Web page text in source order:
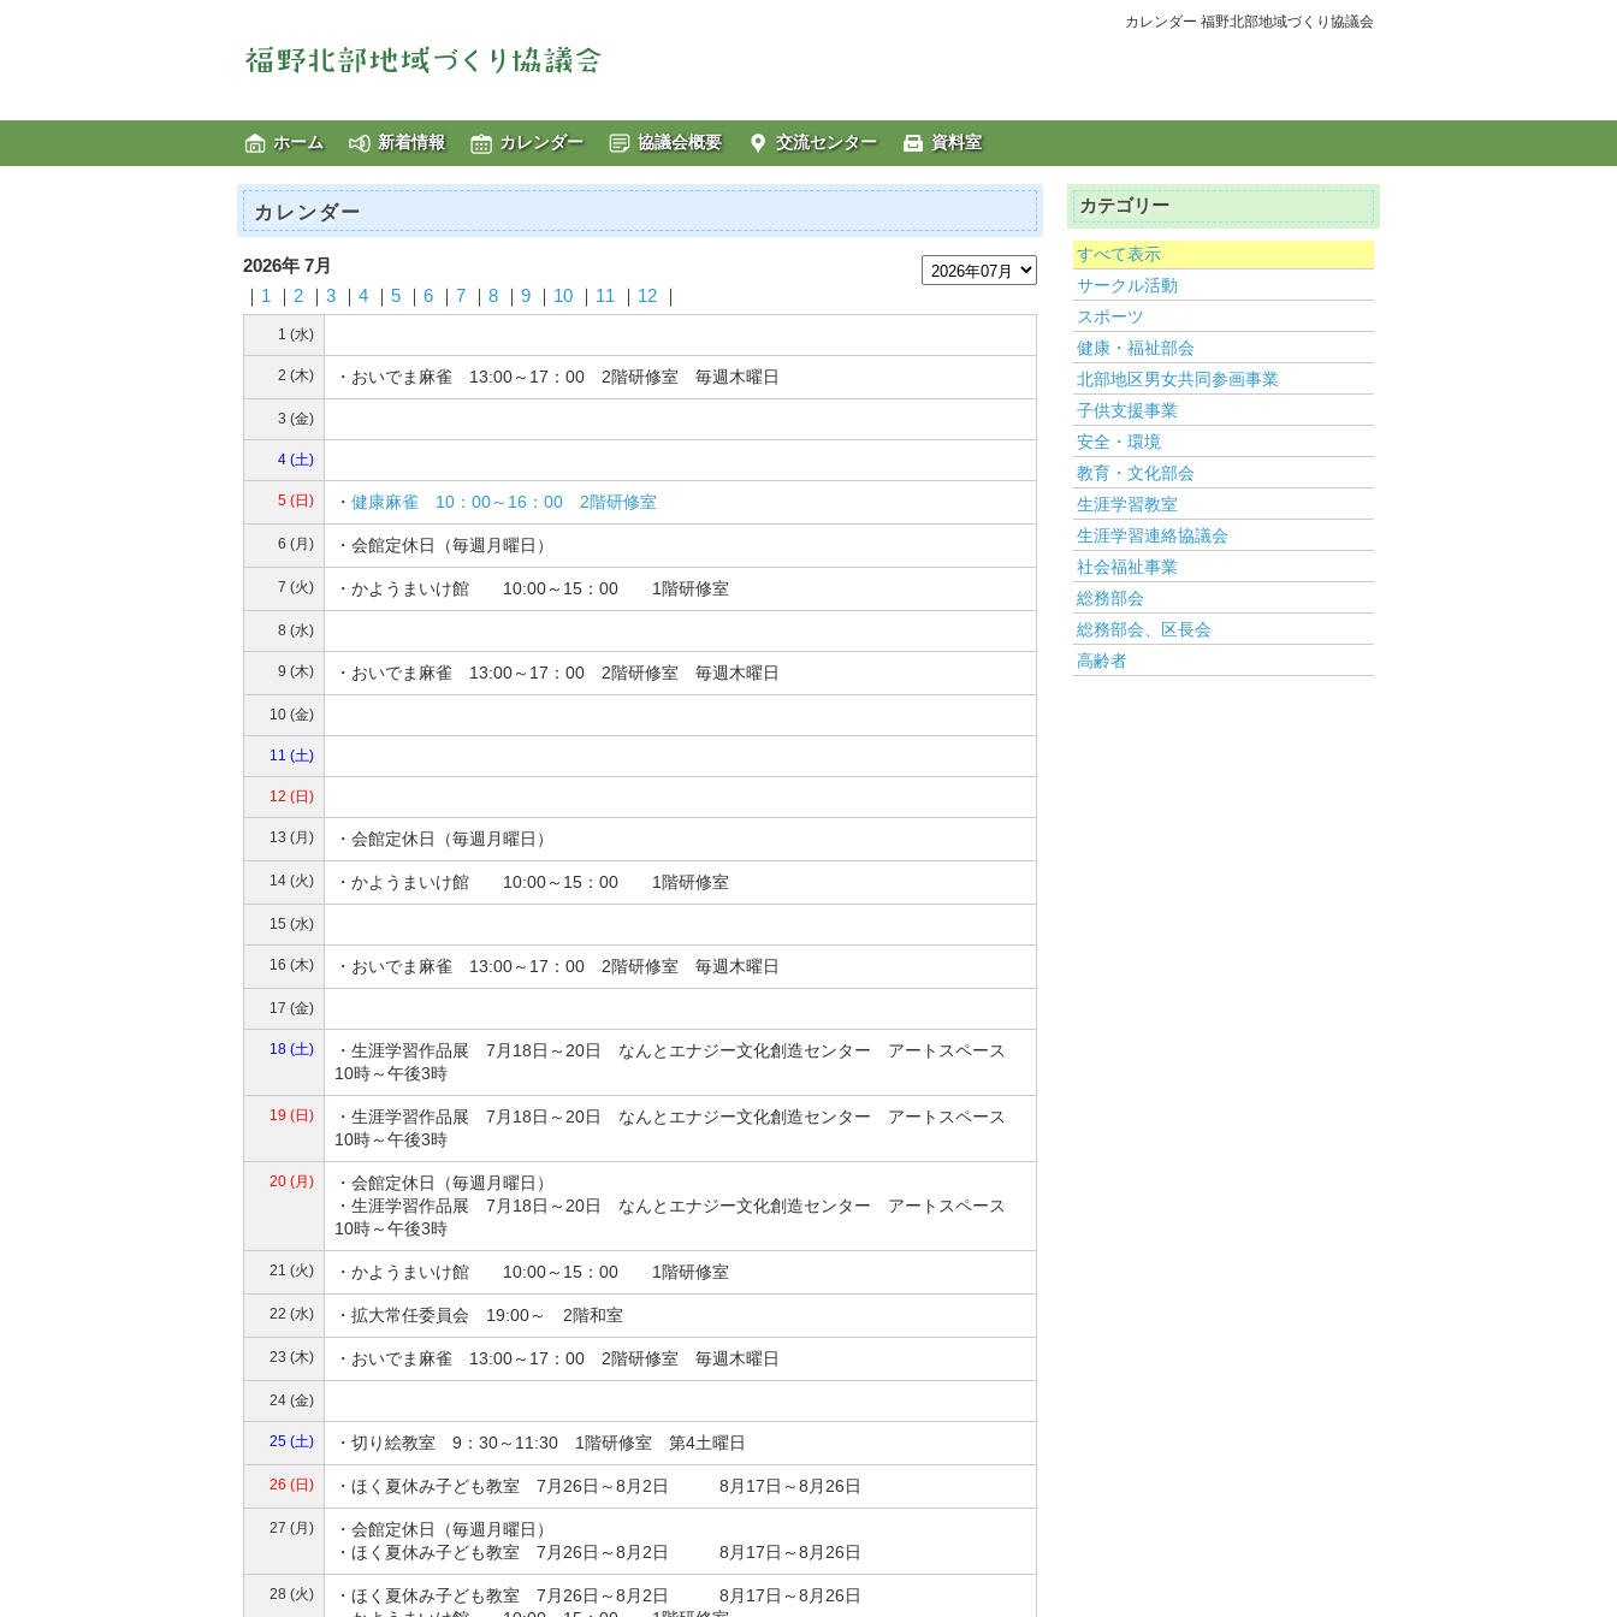
カレンダー 福野北部地域づくり協議会
ホーム 新着情報 カレンダー 協議会概要 交流センター 資料室
カレンダー
2026年 7月
1 2 3 4 5 6 7 8 9 10 11 12
1 (水)
2 (木) ・おいでま麻雀 13:00～17：00 2階研修室 毎週木曜日
3 (金)
4 (土)
5 (日) ・ 健康麻雀 10：00～16：00 2階研修室
6 (月) ・会館定休日（毎週月曜日）
7 (火) ・かようまいけ館 10:00～15：00 1階研修室
8 (水)
9 (木) ・おいでま麻雀 13:00～17：00 2階研修室 毎週木曜日
10 (金)
11 (土)
12 (日)
13 (月) ・会館定休日（毎週月曜日）
14 (火) ・かようまいけ館 10:00～15：00 1階研修室
15 (水)
16 (木) ・おいでま麻雀 13:00～17：00 2階研修室 毎週木曜日
17 (金)
18 (土)
・生涯学習作品展 7月18日～20日 なんとエナジー文化創造センター アートスペース
10時～午後3時
19 (日)
・生涯学習作品展 7月18日～20日 なんとエナジー文化創造センター アートスペース
10時～午後3時
20 (月)
・会館定休日（毎週月曜日）
・生涯学習作品展 7月18日～20日 なんとエナジー文化創造センター アートスペース
10時～午後3時
21 (火) ・かようまいけ館 10:00～15：00 1階研修室
22 (水) ・拡大常任委員会 19:00～ 2階和室
23 (木) ・おいでま麻雀 13:00～17：00 2階研修室 毎週木曜日
24 (金)
25 (土) ・切り絵教室 9：30～11:30 1階研修室 第4土曜日
26 (日) ・ほく夏休み子ども教室 7月26日～8月2日 8月17日～8月26日
27 (月)
・会館定休日（毎週月曜日）
・ほく夏休み子ども教室 7月26日～8月2日 8月17日～8月26日
28 (火)
・ほく夏休み子ども教室 7月26日～8月2日 8月17日～8月26日
カテゴリー
すべて表示
サークル活動
スポーツ
健康・福祉部会
北部地区男女共同参画事業
子供支援事業
安全・環境
教育・文化部会
生涯学習教室
生涯学習連絡協議会
社会福祉事業
総務部会
総務部会、区長会
高齢者